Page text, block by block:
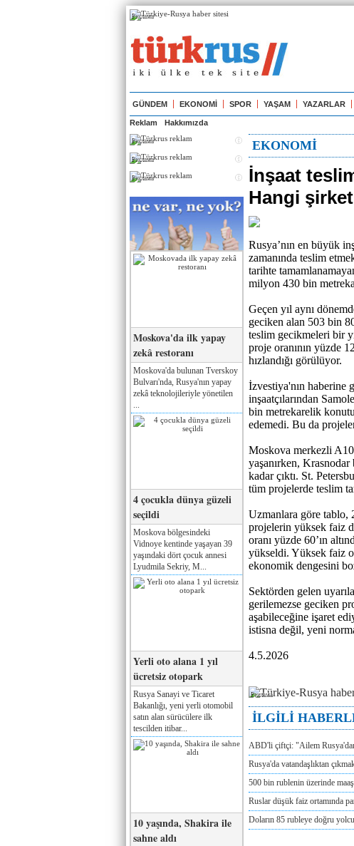
Реклама
GÜNDEM EKONOMİ SPOR YAŞAM YAZARLAR
Reklam Hakkımızda
Реклама
Реклама
Реклама
Moskova'da ilk yapay
zekâ restoranı
Moskova'da bulunan Tverskoy
Bulvarı'nda, Rusya'nın yapay
zekâ teknolojileriyle yönetilen
4 çocukla dünya güzeli
seçildi
Moskova bölgesindeki
Vidnoye kentinde yaşayan 39
yaşındaki dört çocuk annesi
Lyudmila Sekriy, M...
Yerli oto alana 1 yıl
ücretsiz otopark
Rusya Sanayi ve Ticaret
Bakanlığı, yeni yerli otomobil
satın alan sürücülere ilk
tescilden itibar...
10 yaşında, Shakira ile
sahne aldı
EKONOMİ
İnşaat
Hangi
Rusya’nın en büyük
zamanında teslim
tarihte
milyon 430 bin
Geçen yıl aynı
geciken alan 503 bin
teslim gecikmeleri bir
proje oranının yüzde
hızlandığı görülüyor.
İzvestiya'nın haberine
inşaatçılarından
bin metrekarelik
edemedi. Bu da
Moskova merkezli
yaşanırken, Krasnodar
kadar çıktı. St.
tüm projelerde teslim
Uzmanlara göre tablo,
projelerin yüksek faiz
oranı yüzde 60’ın
yükseldi. Yüksek faiz
ekonomik dengesini
Sektörden gelen
gerilemezse geciken
aşabileceğine işaret
istisna değil, yeni
4.5.2026
Реклама
İLGİLİ
ABD'li çiftçi: "Ailem
Rusya'da vatandaşlıktan
500 bin rublenin üzerinde
Ruslar düşük faiz ortamında
Doların 85 rubleye doğru